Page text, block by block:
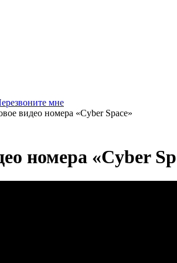
содержанию
мне
видео номера «Cyber Space»
номера «Cyber